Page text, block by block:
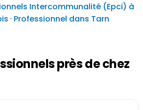
Intercommunalité (Epci) à
· Professionnel dans Tarn
près de chez